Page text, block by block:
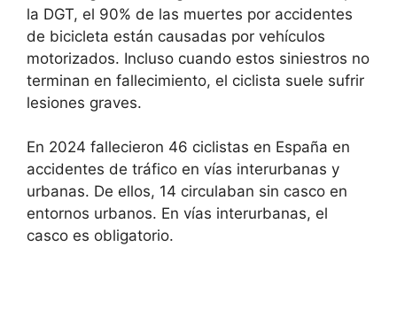
la DGT, el 90% de las muertes por accidentes
de bicicleta están causadas por vehículos
motorizados. Incluso cuando estos siniestros no
terminan en fallecimiento, el ciclista suele sufrir
lesiones graves.
En 2024 fallecieron 46 ciclistas en España en
accidentes de tráfico en vías interurbanas y
urbanas. De ellos, 14 circulaban sin casco en
entornos urbanos. En vías interurbanas, el
casco es obligatorio.